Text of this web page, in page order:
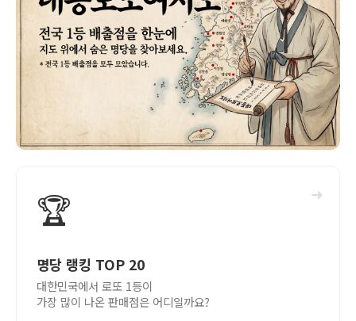
➜
🏆
명당 랭킹 TOP 20
대한민국에서 로또 1등이
가장 많이 나온 판매점은 어디일까요?